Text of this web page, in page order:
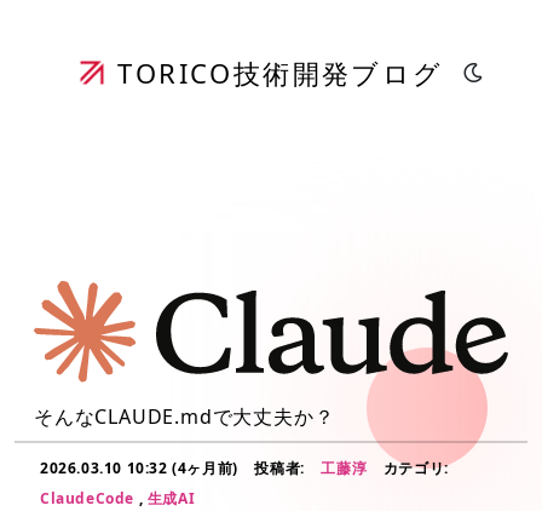
TORICO技術開発ブログ
そんなCLAUDE.mdで大丈夫か？
2026.03.10 10:32 (4ヶ月前) 投稿者: 工藤淳
カテゴリ:
ClaudeCode , 生成AI